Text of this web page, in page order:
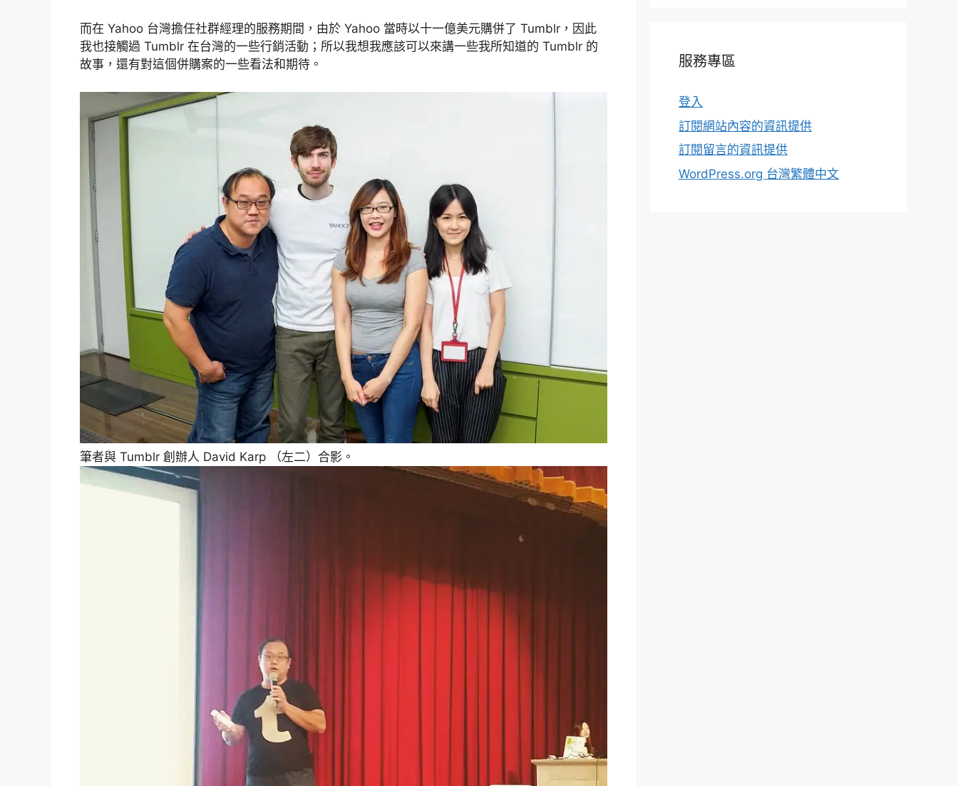
而在 Yahoo 台灣擔任社群經理的服務期間，由於 Yahoo 當時以十一億美元購併了 Tumblr，因此
我也接觸過 Tumblr 在台灣的一些行銷活動；所以我想我應該可以來講一些我所知道的 Tumblr 的
故事，還有對這個併購案的一些看法和期待。
筆者與 Tumblr 創辦人 David Karp （左二）合影。
服務專區
登入
訂閱網站內容的資訊提供
訂閱留言的資訊提供
WordPress.org 台灣繁體中文